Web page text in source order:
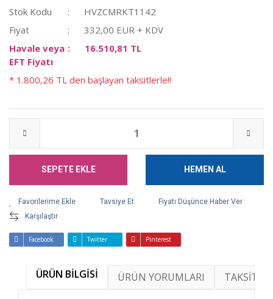
Stok Kodu
HVZCMRKT1142
Fiyat
332,00 EUR + KDV
Havale veya
EFT Fiyatı
16.510,81 TL
* 1.800,26 TL den başlayan taksitlerle!!
SEPETE EKLE HEMEN AL
Tavsiye Et
Fiyatı Düşünce Haber Ver
Karşılaştır
Facebook Twitter Pinterest
ÜRÜN BİLGİSİ ÜRÜN YORUMLARI TAKSİT